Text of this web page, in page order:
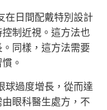
日間配戴特別設計
制近視。這方法也
同樣，這方法需要
。
過度增長，從而達
眼科醫生處方，不